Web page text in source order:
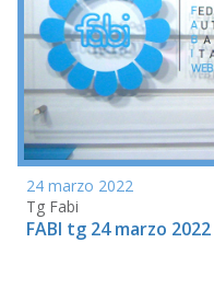
24 marzo 2022
Tg Fabi
FABI tg 24 marzo 2022